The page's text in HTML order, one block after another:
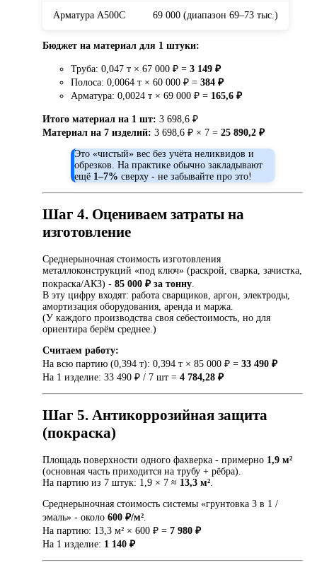
Арматура А500С 69 000 (диапазон 69–73 тыс.)
Бюджет на материал для 1 штуки:
Труба: 0,047 т × 67 000 ₽ = 3 149 ₽
Полоса: 0,0064 т × 60 000 ₽ = 384 ₽
Арматура: 0,0024 т × 69 000 ₽ = 165,6 ₽
Итого материал на 1 шт: 3 698,6 ₽
Материал на 7 изделий: 3 698,6 ₽ × 7 = 25 890,2 ₽
Это «чистый» вес без учёта неликвидов и
обрезков. На практике обычно закладывают
ещё 1–7% сверху - не забывайте про это!
Шаг 4. Оцениваем затраты на
изготовление
Среднерыночная стоимость изготовления
металлоконструкций «под ключ» (раскрой, сварка, зачистка,
покраска/АКЗ) - 85 000 ₽ за тонну
В эту цифру входят: работа сварщиков, аргон, электроды,
амортизация оборудования, аренда и маржа.
(У каждого производства своя себестоимость, но для
ориентира берём среднее.)
Считаем работу:
На всю партию (0,394 т): 0,394 т × 85 000 ₽ = 33 490 ₽
На 1 изделие: 33 490 ₽ / 7 шт = 4 784,28 ₽
Шаг 5. Антикоррозийная защита
(покраска)
Площадь поверхности одного фахверка - примерно 1,9 м²
(основная часть приходится на трубу + рёбра).
На партию из 7 штук: 1,9 × 7 ≈ 13,3 м²
Среднерыночная стоимость системы «грунтовка 3 в 1 /
эмаль» - около 600 ₽/м²
На партию: 13,3 м² × 600 ₽ = 7 980 ₽
На 1 изделие: 1 140 ₽